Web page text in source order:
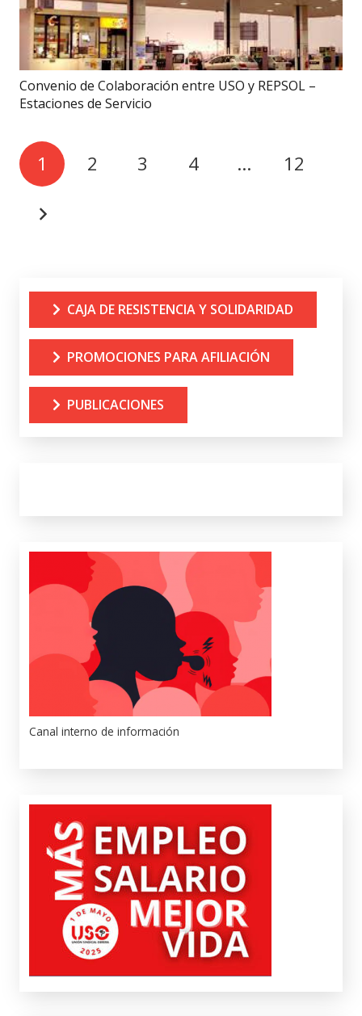
Convenio de Colaboración entre USO y REPSOL –
Estaciones de Servicio
1 2 3 4 … 12
CAJA DE RESISTENCIA Y SOLIDARIDAD
PROMOCIONES PARA AFILIACIÓN
PUBLICACIONES
Canal interno de información